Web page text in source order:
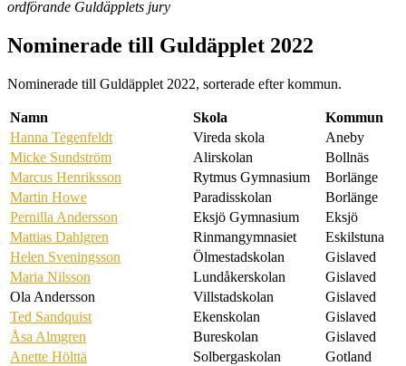
ordförande Guldäpplets jury
Nominerade till Guldäpplet 2022
Nominerade till Guldäpplet 2022, sorterade efter kommun.
Namn Skola
Kommun
Hanna Tegenfeldt
Vireda skola
Aneby
Micke Sundström
Alirskolan
Bollnäs
Marcus Henriksson
Rytmus Gymnasium
Borlänge
Martin Howe
Paradisskolan
Borlänge
Pernilla Andersson
Eksjö Gymnasium
Eksjö
Mattias Dahlgren
Rinmangymnasiet
Eskilstuna
Helen Sveningsson
Ölmestadskolan
Gislaved
Maria Nilsson
Lundåkerskolan
Gislaved
Ola Andersson
Villstadskolan
Gislaved
Ted Sandquist
Ekenskolan
Gislaved
Åsa Almgren
Bureskolan
Gislaved
Anette Hölttä
Solbergaskolan
Gotland